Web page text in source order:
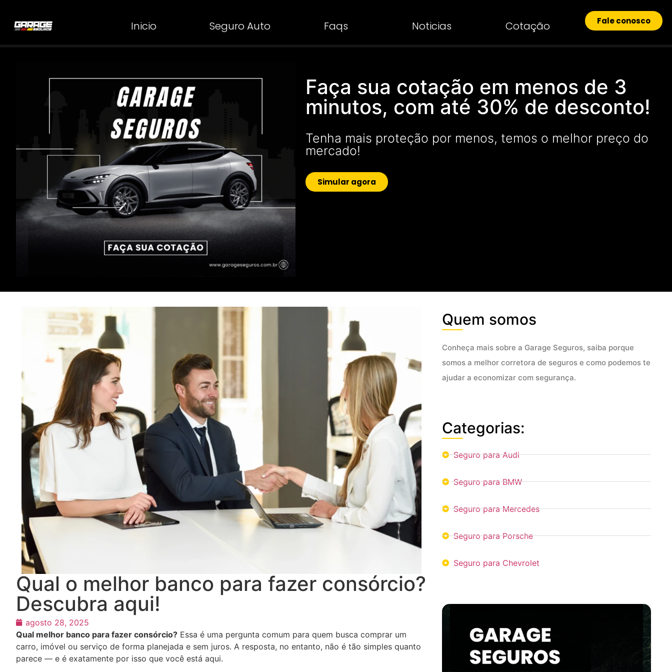
Inicio Seguro Auto Faqs Noticias Cotação Fale conosco
Faça sua cotação em menos de 3
minutos, com até 30% de desconto!
Tenha mais proteção por menos, temos o melhor preço do
mercado!
Simular agora
Qual o melhor banco para fazer consórcio?
Descubra aqui!
agosto 28, 2025
Qual melhor banco para fazer consórcio? Essa é uma pergunta comum para quem busca comprar um
carro, imóvel ou serviço de forma planejada e sem juros. A resposta, no entanto, não é tão simples quanto
parece — e é exatamente por isso que você está aqui.
Quem somos
Conheça mais sobre a Garage Seguros, saiba porque
somos a melhor corretora de seguros e como podemos te
ajudar a economizar com segurança.
Categorias:
Seguro para Audi
Seguro para BMW
Seguro para Mercedes
Seguro para Porsche
Seguro para Chevrolet